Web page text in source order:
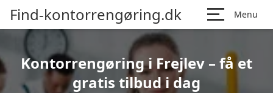
Find-kontorrengøring.dk Menu
Kontorrengøring i Frejlev – få et
gratis tilbud i dag